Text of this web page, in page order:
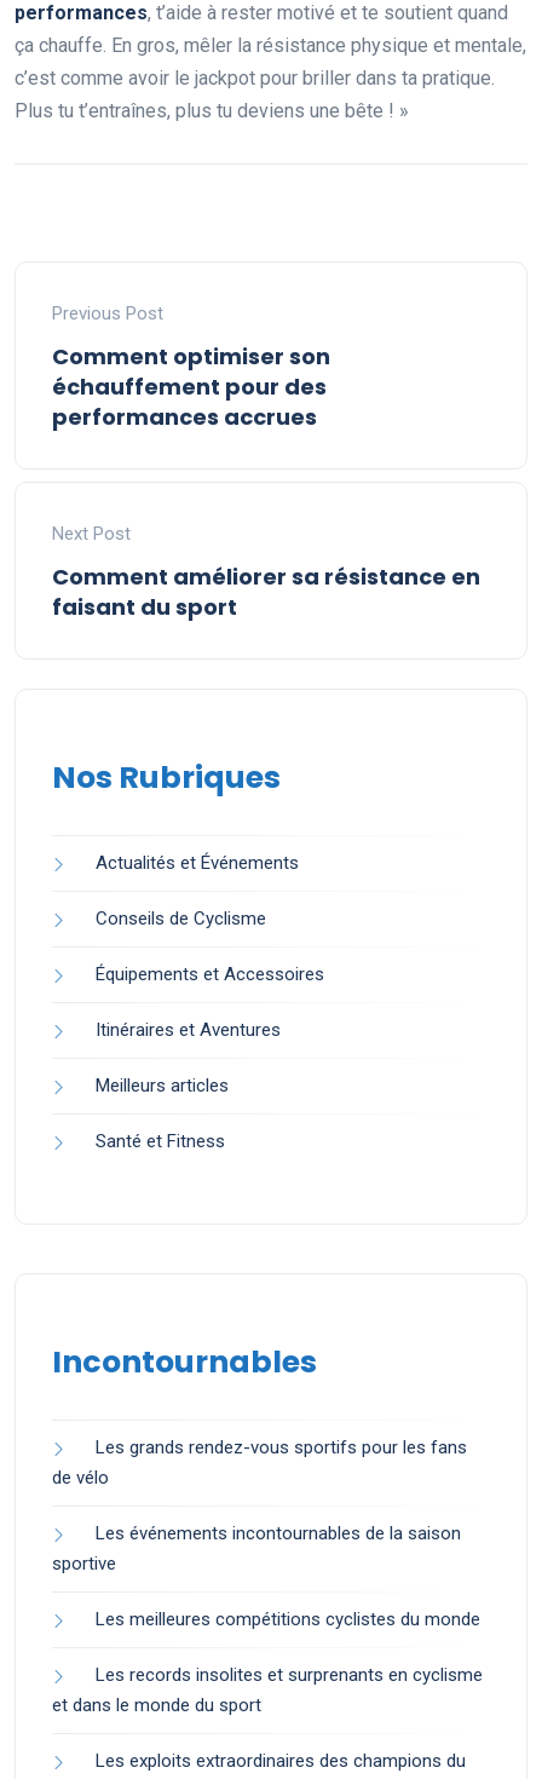
performances, t’aide à rester motivé et te soutient quand
ça chauffe. En gros, mêler la résistance physique et mentale,
c’est comme avoir le jackpot pour briller dans ta pratique.
Plus tu t’entraînes, plus tu deviens une bête ! »
Previous Post
Comment optimiser son
échauffement pour des
performances accrues
Next Post
Comment améliorer sa résistance en
faisant du sport
Nos Rubriques
Actualités et Événements
Conseils de Cyclisme
Équipements et Accessoires
Itinéraires et Aventures
Meilleurs articles
Santé et Fitness
Incontournables
Les grands rendez-vous sportifs pour les fans
de vélo
Les événements incontournables de la saison
sportive
Les meilleures compétitions cyclistes du monde
Les records insolites et surprenants en cyclisme
et dans le monde du sport
Les exploits extraordinaires des champions du